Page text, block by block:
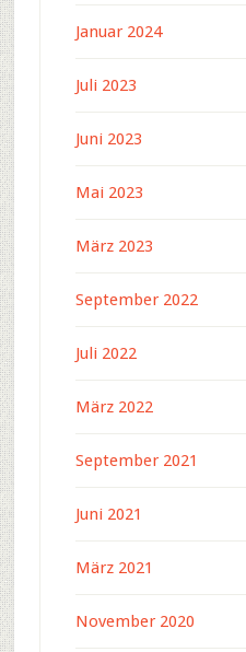
Januar 2024
Juli 2023
Juni 2023
Mai 2023
März 2023
September 2022
Juli 2022
März 2022
September 2021
Juni 2021
März 2021
November 2020